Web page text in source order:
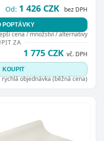
Od: 1 426 CZK bez DPH
POPTÁVKY
cena / množství / alternativy
ZA
1 775 CZK vč. DPH
KOUPIT
rychlá objednávka (běžná cena)